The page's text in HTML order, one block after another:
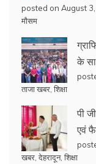
posted on August
मौसम
के
ताजा खबर शिक्षा
पी
एवं
खबर देहरादून, शिक्षा